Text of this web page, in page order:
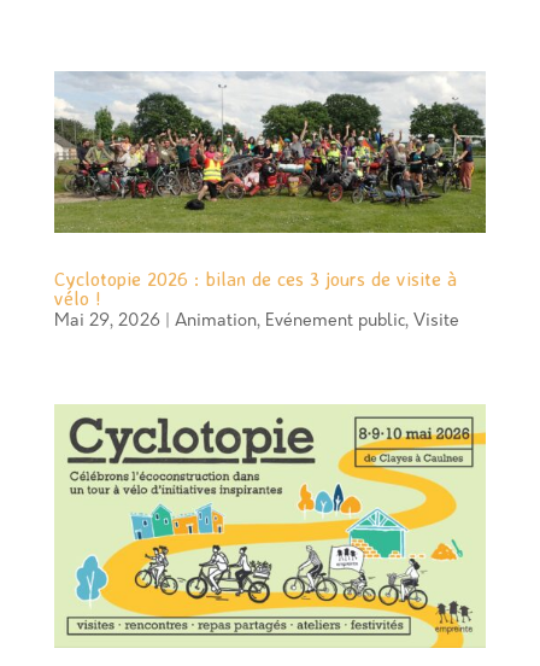
Cyclotopie 2026 : bilan de ces 3 jours de visite à
vélo !
Mai 29, 2026| Animation, Evénement public, Visite